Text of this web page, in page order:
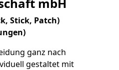
Stick, Patch)
ganz nach
gestaltet mit